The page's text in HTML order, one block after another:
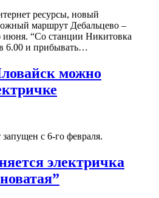
ресурсы, новый
маршрут Дебальцево –
июня. “Со станции Никитовка
в 6.00 и прибывать…
можно
с 6-го февраля.
электричка